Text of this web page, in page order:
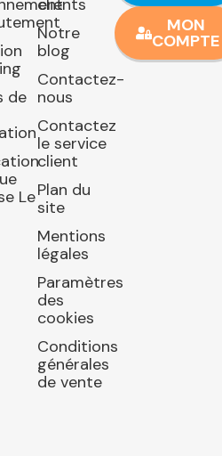
de
Le
clients
Notre
blog
Contactez-
nous
Contactez
le service
client
Plan du
site
Mentions
légales
Paramètres
des
cookies
Conditions
générales
de vente
MON
COMPTE